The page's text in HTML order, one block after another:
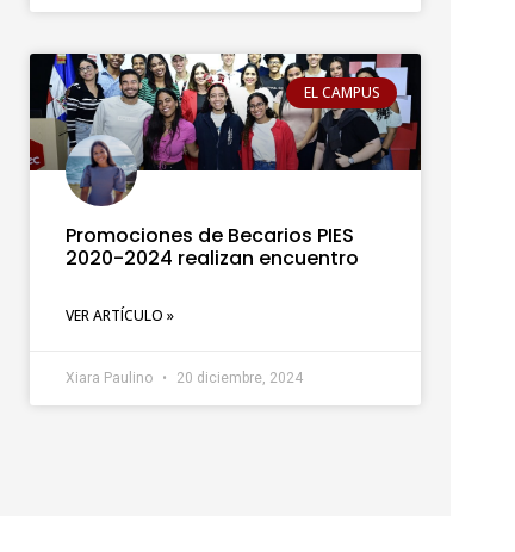
EL CAMPUS
Promociones de Becarios PIES
2020-2024 realizan encuentro
VER ARTÍCULO »
Xiara Paulino 20 diciembre, 2024